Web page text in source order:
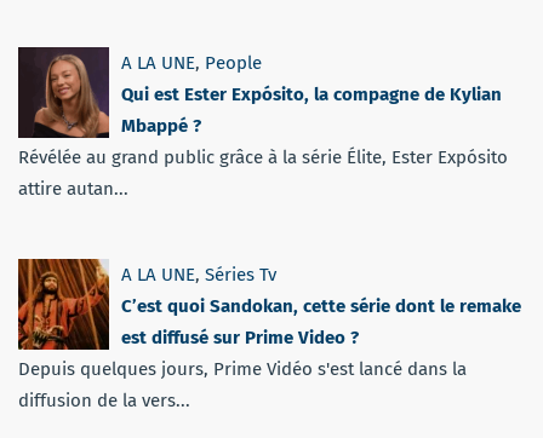
A LA UNE, People
Qui est Ester Expósito, la compagne de Kylian
Mbappé ?
Révélée au grand public grâce à la série Élite, Ester Expósito
attire autan...
A LA UNE, Séries Tv
C’est quoi Sandokan, cette série dont le remake
est diffusé sur Prime Video ?
Depuis quelques jours, Prime Vidéo s'est lancé dans la
diffusion de la vers...